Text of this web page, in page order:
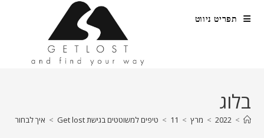
תפריט ניווט
בלוג
>
2022
> מרץ >
11
> טיפים למשוטטים בגישת Get lost > איך לבחור